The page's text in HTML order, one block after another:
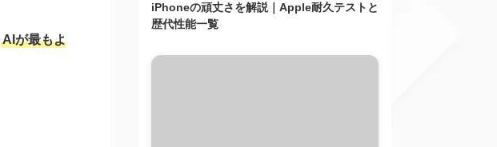
AIが最もよ
iPhoneの頑丈さを解説｜Apple耐久テストと
歴代性能一覧